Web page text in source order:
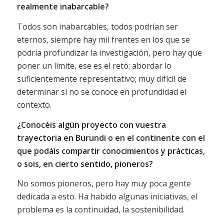
realmente inabarcable?
Todos son inabarcables, todos podrían ser
eternos, siempre hay mil frentes en los que se
podría profundizar la investigación, pero hay que
poner un límite, ese es el reto: abordar lo
suficientemente representativo; muy difícil de
determinar si no se conoce en profundidad el
contexto.
¿Conocéis algún proyecto con vuestra
trayectoria en Burundi o en el continente con el
que podáis compartir conocimientos y prácticas,
o sois, en cierto sentido, pioneros?
No somos pioneros, pero hay muy poca gente
dedicada a esto. Ha habido algunas iniciativas, el
problema es la continuidad, la sostenibilidad.